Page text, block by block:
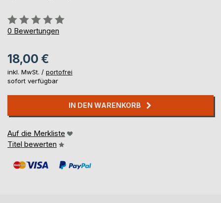
Bewertung::
0%
0 Bewertungen
18,00 €
inkl. MwSt. / portofrei
sofort verfügbar
IN DEN WARENKORB
Auf die Merkliste
Titel bewerten